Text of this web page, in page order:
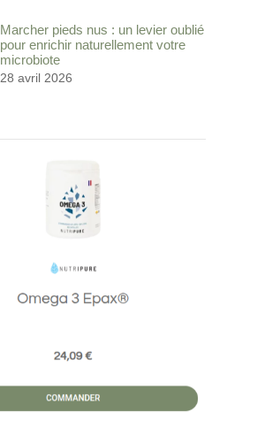
Marcher pieds nus : un levier oublié
pour enrichir naturellement votre
microbiote
28 avril 2026